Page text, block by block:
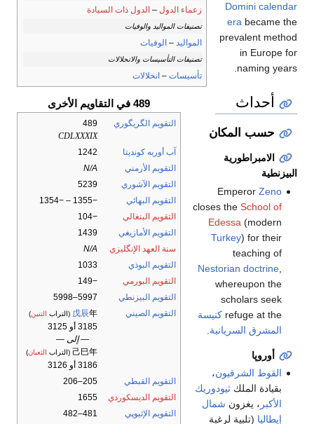
زعماء الدول – الدول ذات السيادة
تصنيفات المواليد والوفيات
المواليد – الوفيات
تصنيفات التأسيسات والانحلالات
تأسيسات – انحلالات
489 في التقاويم الأخرى
التقويم الگريگوري
489
CDLXXXIX
آب أوربه كونديتا
1242
التقويم الأرمني
N/A
التقويم الآشوري
5239
التقويم البهائي
−1355 – −1354
التقويم البنغالي
−104
التقويم الأمازيغي
1439
سنة العهد الإنگليزي
N/A
التقويم البوذي
1033
التقويم البورمي
−149
التقويم البيزنطي
5997–5998
التقويم الصيني
戊辰年 (التراب التنين)
3185 أو 3125
— إلى —
己巳年 (التراب الثعبان)
3186 أو 3126
التقويم القبطي
205–206
التقويم الديسكوردي
1655
التقويم الإثيوپي
481–482
Domini calendar
era became the
prevalent method
in Europe for
naming years.
أحداث
حسب المكان
الامبراطورية
البيزنطية
Emperor Zeno
closes the School of
Edessa (modern
Turkey) for their
teaching of
Nestorian doctrine,
whereupon the
scholars seek
refuge at the كنيسة
المشرق السريانية
أوروپا
القوط الشرقيون،
بقيادة الملكثيودوريك
الأكبر ، يغزون شمال
إيطاليا (تلبية لرغبة